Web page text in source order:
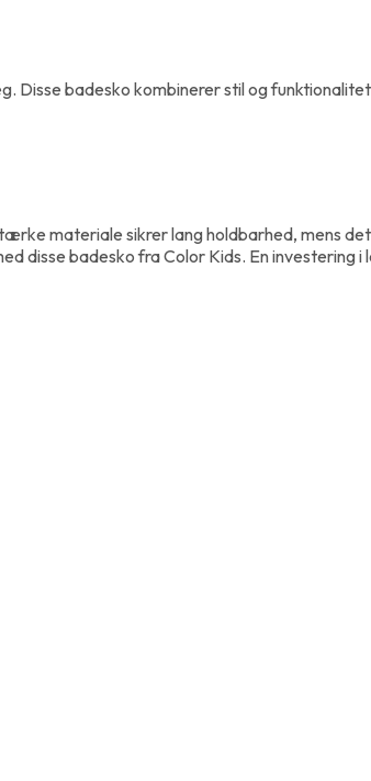
Disse badesko kombinerer stil og
materiale sikrer lang holdbarhed, mens
disse badesko fra Color Kids. En investering